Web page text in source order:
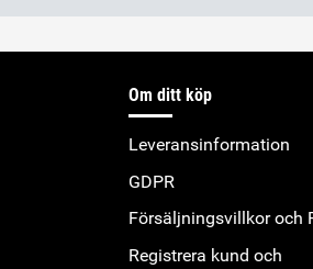
Om ditt köp
Leveransinformation
GDPR
Försäljningsvillkor och
Registrera kund och